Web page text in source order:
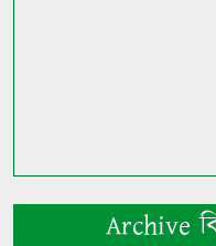
Archive